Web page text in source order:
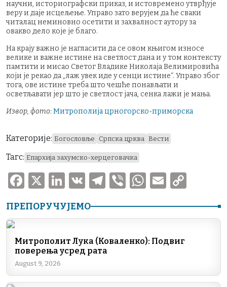
научни, историографски приказ, и истовремено утврђује
веру и даје исцељење. Управо зато верујем да ће сваки
читалац неминовно осетити и захвалност аутору за
овакво дело које је благо.
На крају важно је нагласити да се овом књигом износе
велике и важне истине на светлост дана и у том контексту
памтити и мисао Светог Владике Николаја Велимировића
који је рекао да „лаж увек иде у сенци истине“. Управо због
тога, ове истине треба што чешће понављати и
осветљавати јер што је светлост јача, сенка лажи је мања.
Извор, фото: Митрополија црногорско-приморска
Категорије: Богословље Српска црква Вести
Тагс: Епархија захумско-херцеговачка
F
a
c
b
o
o
X
Li
n
k
dI
n
V
K
T
el
e
a
m
V
ib
er
W
h
at
A
p
E
m
ai p
k
ПРЕПОРУЧУЈЕМО
Митрополит Лука (Коваленко): Подвиг
поверења усред рата
August 9, 2026